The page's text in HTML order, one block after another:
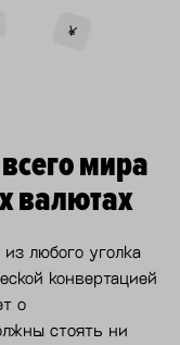
мира
валютах
любого уголка
конвертацией
о
стоять ни